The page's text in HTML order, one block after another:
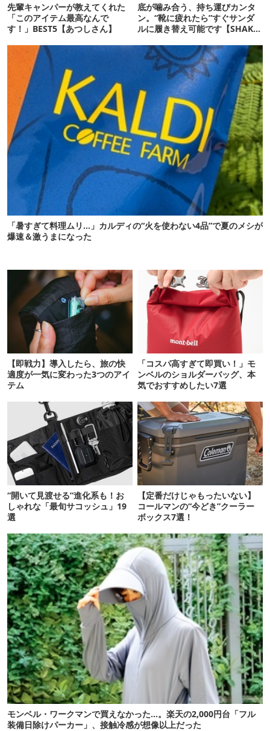
先輩キャンパーが教えてくれた
「このアイテム最高なんで
す！」BEST5【あつしさん】
底が噛み合う、持ち運びカンタ
ン。“靴に疲れたら”すぐサンダ
ルに履き替え可能です【SHAKA
「暑すぎて料理ムリ…」カルディの“火を使わない4品”で夏のメシが
爆速＆激うまになった
【即戦力】導入したら、旅の快
適度が一気に変わった3つのアイ
テム
「コスパ高すぎて即買い！」モ
ンベルのショルダーバッグ、本
気でおすすめしたい7選
“開いて見渡せる”進化系も！お
しゃれな「最旬サコッシュ」19
選
【定番だけじゃもったいない】
コールマンの“今どき”クーラー
ボックス7選！
モンベル・ワークマンで買えなかった…。楽天の2,000円台「フル
装備日除けパーカー」、接触冷感が想像以上だった